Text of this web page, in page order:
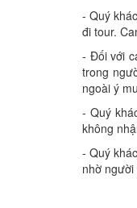
- Quý
đi tour.
- Đối với
trong
ngoài ý
- Quý
không
- Quý
nhờ